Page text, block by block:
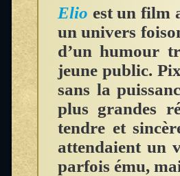
Elio est un film
un univers
d’un humour
jeune public.
sans la
plus grandes
tendre et
attendaient un
parfois ému,